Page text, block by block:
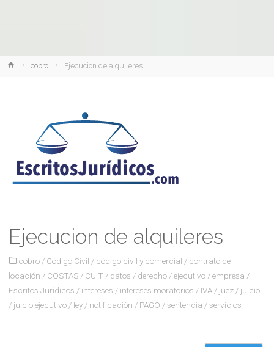
Iniciocobro Ejecucion de alquileres
Ejecucion de alquileres
cobro / Código Civil / código civil y comercial / contrato de
locación / COSTAS / CUIT / datos / derecho / ejecutivo / empresa /
Escritos Jurídicos / intereses / intereses moratorios / IVA / juez / juicio
/ juicio ejecutivo / ley / notificación / PAGO / sentencia / servicios